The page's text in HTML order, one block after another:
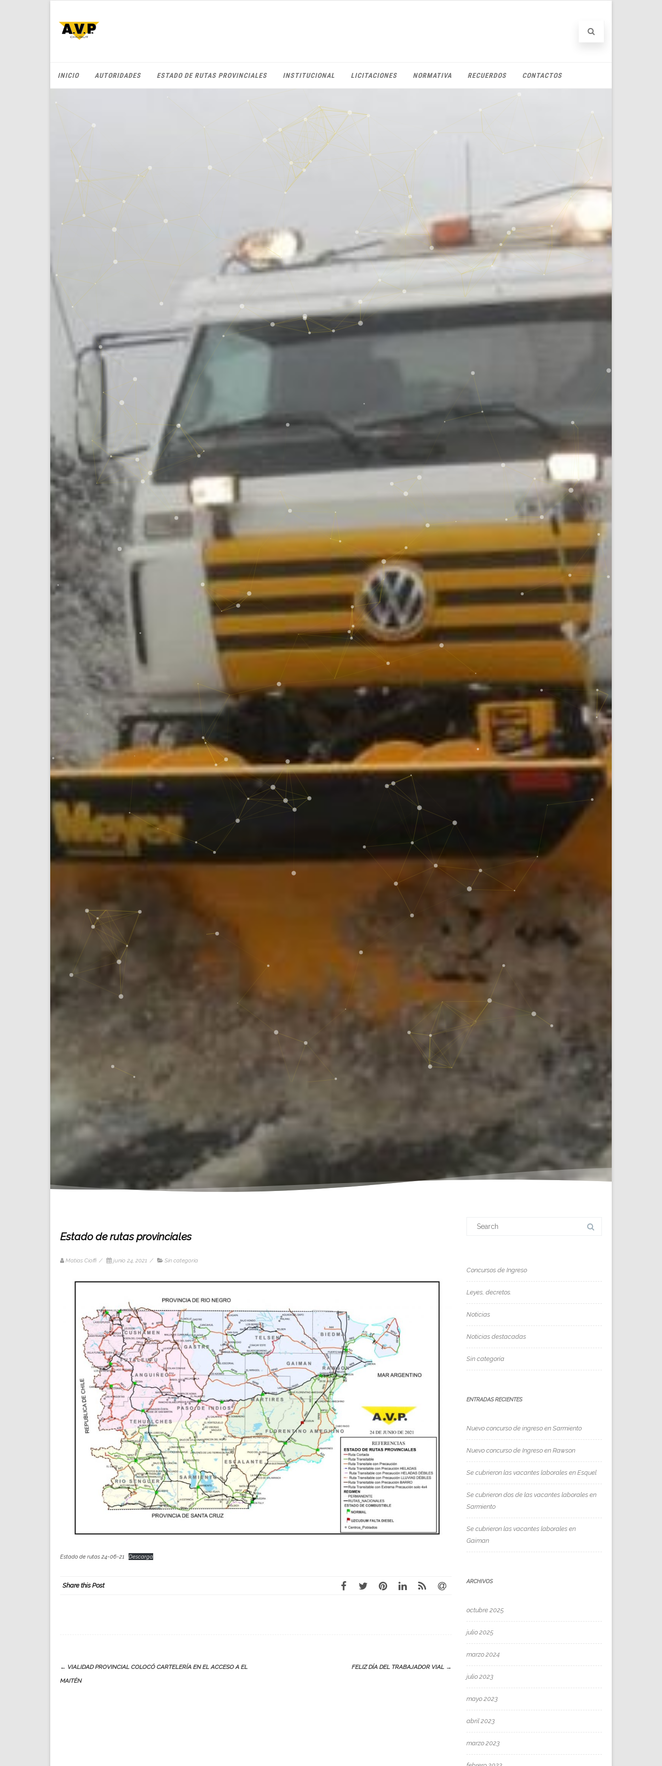
INICIO AUTORIDADES ESTADO DE RUTAS PROVINCIALES INSTITUCIONAL LICITACIONES NORMATIVA RECUERDOS CONTACTOS
Estado de rutas provinciales
Matias Cioffi / junio 24, 2021 / Sin categoría
Estado de rutas 24-06-21 Descarga
Share this Post
Post
navigation
← VIALIDAD PROVINCIAL COLOCÓ CARTELERÍA EN EL ACCESO A EL
MAITÉN
FELIZ DÍA DEL TRABAJADOR VIAL →
Concursos de Ingreso
Leyes, decretos.
Noticias
Noticias destacadas
Sin categoría
ENTRADAS RECIENTES
Nuevo concurso de ingreso en Sarmiento
Nuevo concurso de Ingreso en Rawson
Se cubrieron las vacantes laborales en Esquel
Se cubrieron dos de las vacantes laborales en
Sarmiento
Se cubrieron las vacantes laborales en
Gaiman
ARCHIVOS
octubre 2025
julio 2025
marzo 2024
julio 2023
mayo 2023
abril 2023
marzo 2023